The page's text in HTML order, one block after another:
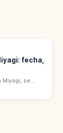
fecha,
Miyagi, se
Decoraciones